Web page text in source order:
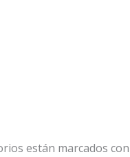
están marcados con